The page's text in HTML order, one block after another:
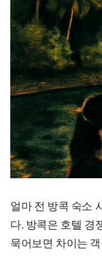
얼마 전 방콕 숙소
다. 방콕은 호텔 경
묵어보면 차이는